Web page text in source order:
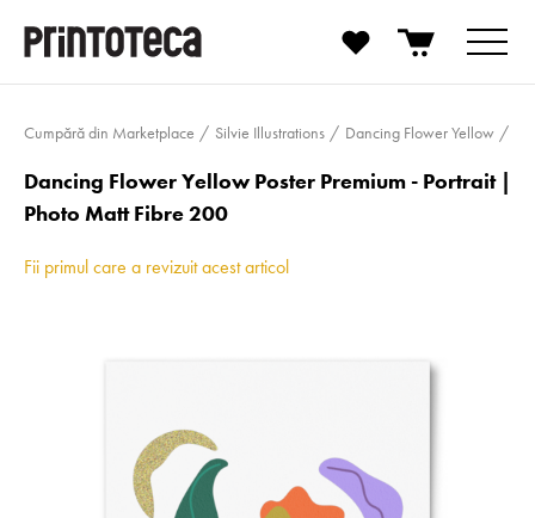
Cumpără din Marketplace Silvie Illustrations Dancing Flower Yellow
Dancing Flower Yellow Poster Premium - Portrait |
Photo Matt Fibre 200
Fii primul care a revizuit acest articol